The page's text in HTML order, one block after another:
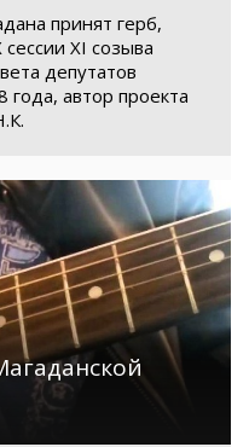
принят герб,
XI созыва
депутатов
автор проекта